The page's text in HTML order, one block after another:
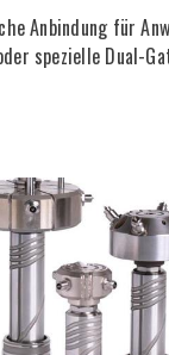
Anbindung für
spezielle Dual-